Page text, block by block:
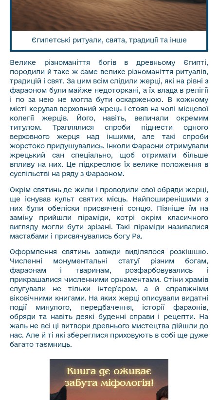
Єгипетські ритуали, свята, традиції та інше
Велике різноманіття богів в древньому Єгипті,
породили й таке ж саме велике різноманіття ритуалів,
традицій і свят. За цим всім слідили жерці, які на рівні з
фараоном були майже недоторкані, а їх влада в релігії
і по за нею не могла бути оскарженою. В кожному
місті керував верховний жрець і стояв на чолі місцевої
колегії жерців. Його, навіть, величали окремим
титулом. Траплялися спроби піднести одного
верховного жерця над іншими, але такі спроби
жорстоко придушувались. Інколи Фараони отримували
жрецький сан спеціально, щоб отримати більше
впливу на них. Це підкреслює їх велике положення в
суспільстві на ряду з Фараоном.
Окрім святинь де жили і проводили свої обряди жерці,
ще існував культ святих місць. Найпоширенішими з
них були обеліски присвячені сонцю. Пізніше їм на
заміну прийшли піраміди, котрі окрім класичного
вигляду могли бути зрізані. Такі піраміди називалися
мастабами і присвячувались богу Ра.
Оформлення святинь завжди виділялося розкішшю.
Численні монументальні статуї різним богам,
фараонам і тваринам, розфарбовувались і
прикрашалися численними орнаментами. Стіни храмів
слугували не тільки інтер’єром, а й справжніми
віковічними книгами. На яких жерці описували видатні
події минулого, передбачення, історії фараонів,
обряди та навіть деякі буденні справи і рецепти. На
жаль не всі ці витвори древнього мистецтва дійшли до
нас. Але й ті які збереглися приховують в собі ще дуже
багато таємниць.